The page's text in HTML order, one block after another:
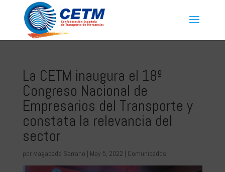
La CETM inaugura el 18º
Congreso Nacional de
Empresarios del Transporte y
constata la relevancia del
sector
por Magaceda Serrano | May 5, 2022 | Comunicados